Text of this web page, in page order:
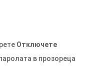
Отключете
в прозореца